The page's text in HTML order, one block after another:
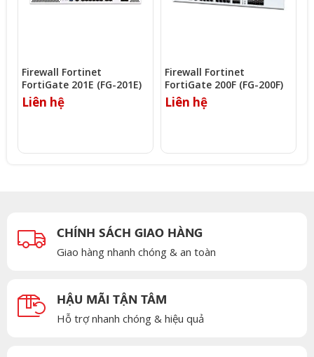
Firewall Fortinet
FortiGate 201E (FG-201E)
Liên hệ
Firewall Fortinet
FortiGate 200F (FG-200F)
Liên hệ
CHÍNH SÁCH GIAO HÀNG
Giao hàng nhanh chóng & an toàn
HẬU MÃI TẬN TÂM
Hỗ trợ nhanh chóng & hiệu quả